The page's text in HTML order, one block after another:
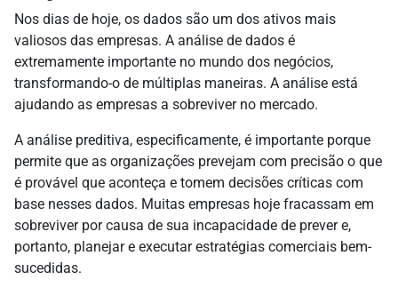
Nos dias de hoje, os dados são um dos ativos mais
valiosos das empresas. A análise de dados é
extremamente importante no mundo dos negócios,
transformando-o de múltiplas maneiras. A análise está
ajudando as empresas a sobreviver no mercado.
A análise preditiva, especificamente, é importante porque
permite que as organizações prevejam com precisão o que
é provável que aconteça e tomem decisões críticas com
base nesses dados. Muitas empresas hoje fracassam em
sobreviver por causa de sua incapacidade de prever e,
portanto, planejar e executar estratégias comerciais bem-
sucedidas.